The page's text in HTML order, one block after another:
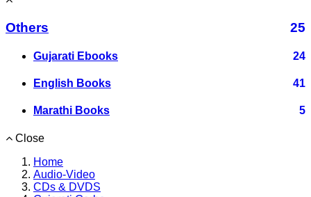
Others 25
Gujarati Ebooks 24
English Books 41
Marathi Books 5
Close
Home
Audio-Video
CDs & DVDS